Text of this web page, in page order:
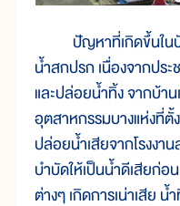
ปัญหาที่เกิดขึ้นในปั
น้ำสกปรก เนื่องจากปร
และปล่อยน้ำทิ้ง จากบ้าน
อุตสาหกรรมบางแห่งที่
ปล่อยน้ำเสียจากโรงงา
บำบัดให้เป็นน้ำดีเสียก่อ
ต่างๆ เกิดการเน่าเสีย